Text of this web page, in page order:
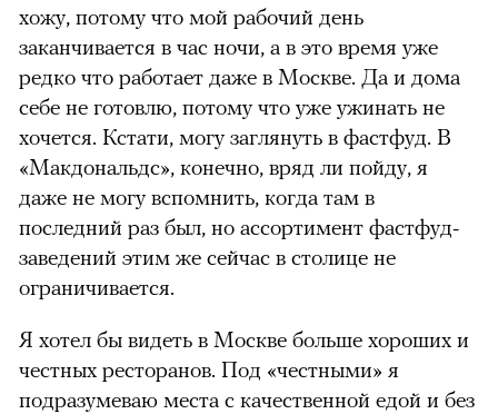
хожу, потому что мой рабочий день
заканчивается в час ночи, а в это время уже
редко что работает даже в Москве. Да и дома
себе не готовлю, потому что уже ужинать не
хочется. Кстати, могу заглянуть в фастфуд. В
«Макдональдс», конечно, вряд ли пойду, я
даже не могу вспомнить, когда там в
последний раз был, но ассортимент фастфуд-
заведений этим же сейчас в столице не
ограничивается.
Я хотел бы видеть в Москве больше хороших и
честных ресторанов. Под «честными» я
подразумеваю места с качественной едой и без